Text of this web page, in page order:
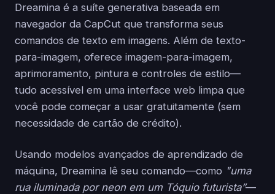
Dreamina é a suíte generativa baseada em
navegador da CapCut que transforma seus
comandos de texto em imagens. Além de texto-
para-imagem, oferece imagem-para-imagem,
aprimoramento, pintura e controles de estilo—
tudo acessível em uma interface web limpa que
você pode começar a usar gratuitamente (sem
necessidade de cartão de crédito).
Usando modelos avançados de aprendizado de
máquina, Dreamina lê seu comando—como "uma
rua iluminada por neon em um Tóquio futurista”—